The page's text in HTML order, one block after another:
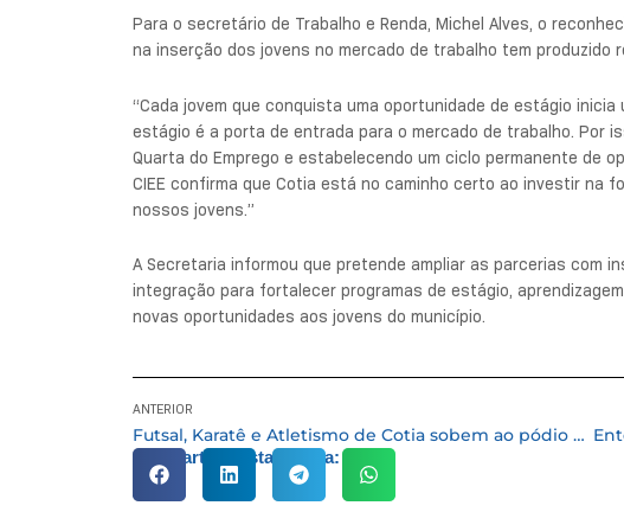
Para o secretário de Trabalho e Renda, Michel Alves, o
na inserção dos jovens no mercado de trabalho tem produzido
“Cada jovem que conquista uma oportunidade de estágio
estágio é a porta de entrada para o mercado de trabalho. Por
Quarta do Emprego e estabelecendo um ciclo permanente de
CIEE confirma que Cotia está no caminho certo ao investir na
nossos jovens.”
A Secretaria informou que pretende ampliar as parcerias com
integração para fortalecer programas de estágio,
novas oportunidades aos jovens do município.
ANTERIOR
Futsal, Karatê e Atletismo de Cotia sobem ao pódio dos Jogos Regionais
Compartilhe esta notícia: